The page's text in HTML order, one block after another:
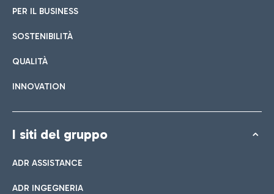
PER IL BUSINESS
SOSTENIBILITÀ
QUALITÀ
INNOVATION
I siti del gruppo
ADR ASSISTANCE
ADR INGEGNERIA